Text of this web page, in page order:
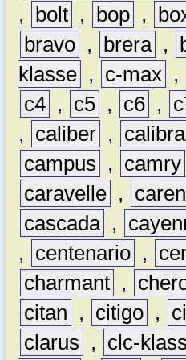
,
bolt , bop ,
bravo , brera ,
klasse , c-max ,
c4 , c5 , c6 ,
,
caliber , calibra
campus
, camry
caravelle ,
cascada ,
,
centenario ,
charmant ,
citan
, citigo ,
clarus
, clc-